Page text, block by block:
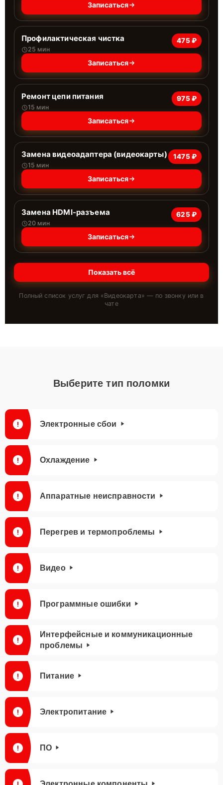
Записаться
Профилактическая чистка
25 мин
475 ₽
Записаться
Ремонт цепи питания
15 мин
975 ₽
Записаться
Замена видеоадаптера (видеокарты)
15 мин
1475 ₽
Записаться
Замена HDMI-разъема
20 мин
625 ₽
Записаться
Показать всё
Полный список услуг для «Видеокарта» — по звонку или в
чате
Выберите тип поломки
Электронные сбои
Охлаждение
Аппаратные неисправности
Перегрев и термопроблемы
Видео
Программные ошибки
Интерфейсные и коммуникационные
проблемы
Питание
Электропитание
ПО